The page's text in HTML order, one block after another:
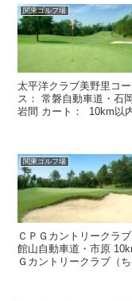
関東ゴルフ場
太平洋クラブ美野里コ
ス： 常磐自動車道・石
岩間 カート： 10km以
関東ゴルフ場
ＣＰＧカントリークラ
館山自動車道・市原
Ｇカントリークラブ（